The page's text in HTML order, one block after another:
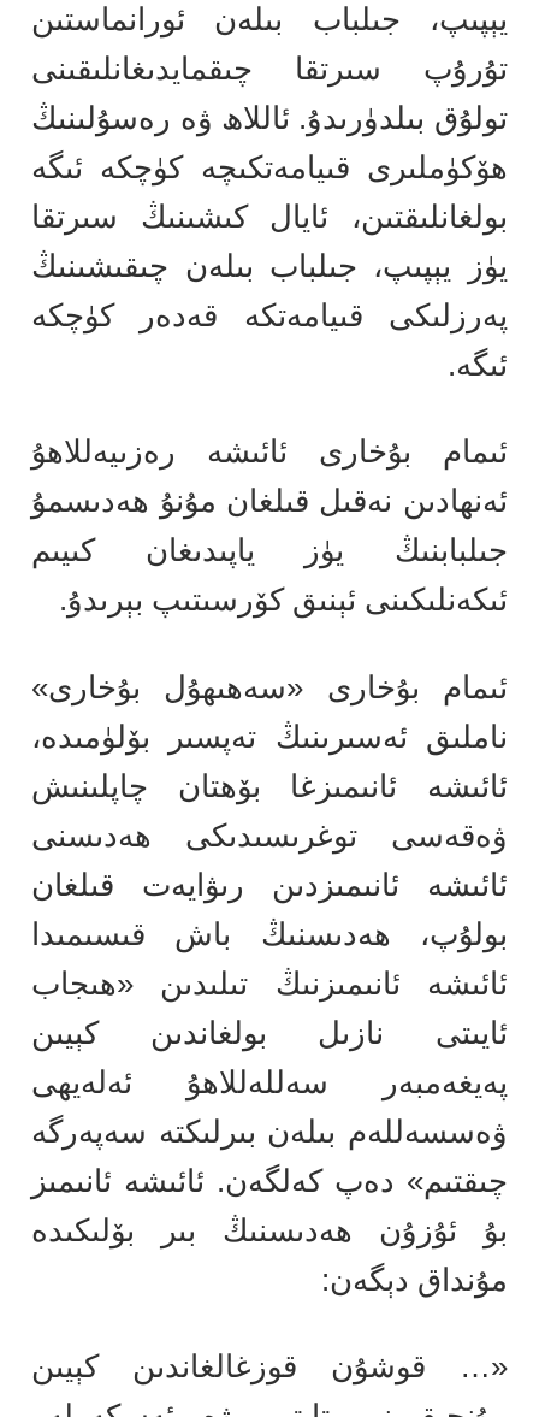
يېپىپ، جىلباب بىلەن ئورانماستىن
تۇرۇپ سىرتقا چىقمايدىغانلىقىنى
تولۇق بىلدۈرىدۇ. ئاللاھ ۋە رەسۇلىنىڭ
ھۆكۈملىرى قىيامەتكىچە كۈچكە ئىگە
بولغانلىقتىن، ئايال كىشىنىڭ سىرتقا
يۈز يېپىپ، جىلباب بىلەن چىقىشىنىڭ
پەرزلىكى قىيامەتكە قەدەر كۈچكە
ئىگە.
ئىمام بۇخارى ئائىشە رەزىيەللاھۇ
ئەنھادىن نەقىل قىلغان مۇنۇ ھەدىسمۇ
جىلبابنىڭ يۈز ياپىدىغان كىيىم
ئىكەنلىكىنى ئېنىق كۆرسىتىپ بېرىدۇ.
ئىمام بۇخارى «سەھىھۇل بۇخارى»
ناملىق ئەسىرىنىڭ تەپسىر بۆلۈمىدە،
ئائىشە ئانىمىزغا بۆھتان چاپلىنىش
ۋەقەسى توغرىسىدىكى ھەدىسنى
ئائىشە ئانىمىزدىن رىۋايەت قىلغان
بولۇپ، ھەدىسنىڭ باش قىسىمىدا
ئائىشە ئانىمىزنىڭ تىلىدىن «ھىجاب
ئايىتى نازىل بولغاندىن كېيىن
پەيغەمبەر سەللەللاھۇ ئەلەيھى
ۋەسسەللەم بىلەن بىرلىكتە سەپەرگە
چىقتىم» دەپ كەلگەن. ئائىشە ئانىمىز
بۇ ئۇزۇن ھەدىسنىڭ بىر بۆلىكىدە
مۇنداق دېگەن:
«… قوشۇن قوزغالغاندىن كېيىن